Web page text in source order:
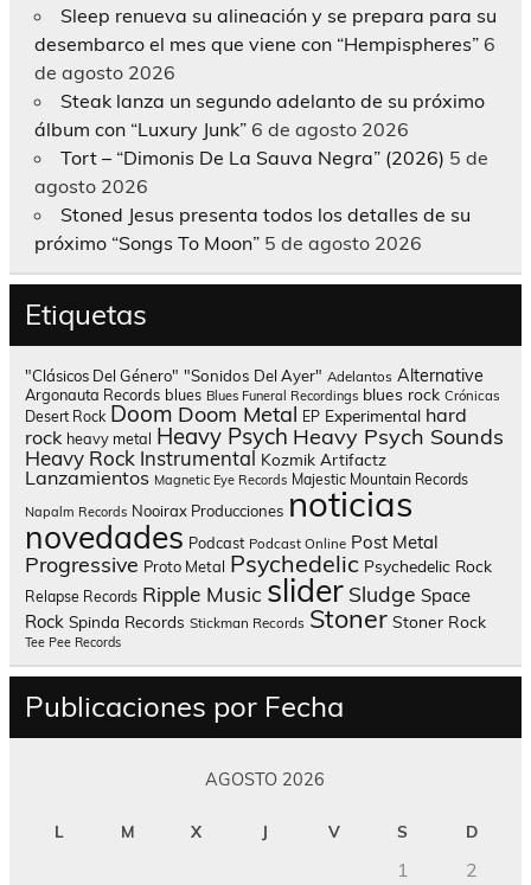
Sleep renueva su alineación y se prepara para su
desembarco el mes que viene con “Hempispheres” 6
de agosto 2026
Steak lanza un segundo adelanto de su próximo
álbum con “Luxury Junk” 6 de agosto 2026
Tort – “Dimonis De La Sauva Negra” (2026) 5 de
agosto 2026
Stoned Jesus presenta todos los detalles de su
próximo “Songs To Moon” 5 de agosto 2026
Etiquetas
"Clásicos Del Género" "Sonidos Del Ayer" Adelantos Alternative
Argonauta Records blues Blues Funeral Recordings blues rock Crónicas
Desert Rock Doom Doom Metal EP Experimental hard
rock heavy metal Heavy Psych Heavy Psych Sounds
Heavy Rock Instrumental Kozmik Artifactz
Lanzamientos Magnetic Eye Records Majestic Mountain Records
Napalm Records Nooirax Producciones noticias
novedades Podcast Podcast Online Post Metal
Progressive Proto Metal Psychedelic Psychedelic Rock
Relapse Records Ripple Music slider Sludge Space
Rock Spinda Records Stickman Records Stoner Stoner Rock
Tee Pee Records
Publicaciones por Fecha
AGOSTO 2026
L M X J V S D
1
2